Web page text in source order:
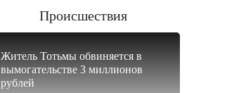
Происшествия
Житель Тотьмы обвиняется в
вымогательстве 3 миллионов
рублей